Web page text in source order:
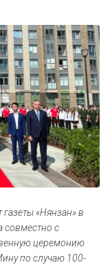
«Нянзан» в
совместно с
церемонию
по случаю 100-